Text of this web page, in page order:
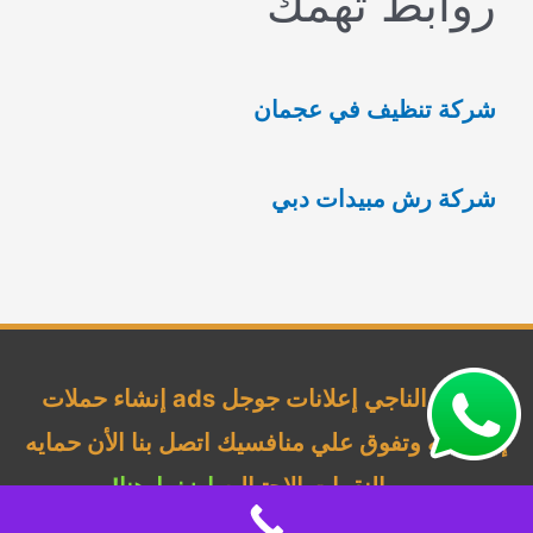
شركة تنظيف في عجمان
شركة رش مبيدات دبي
شركة الناجي إعلانات جوجل ads إنشاء حملات
إحترافيه وتفوق علي منافسيك اتصل بنا الأن حمايه
من النقرات الإحتياليهاضغط هنا!